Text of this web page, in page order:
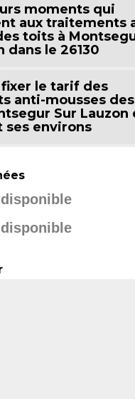
moments qui
aux traitements
toits à
dans le 26130
le tarif des
anti-mousses des
Sur Lauzon
ses environs